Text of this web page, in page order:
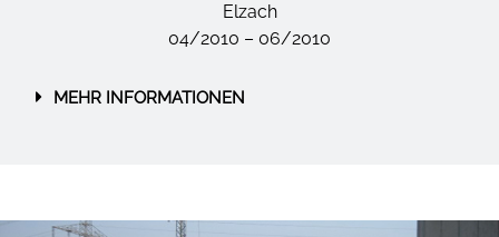
Elzach
04/2010 – 06/2010
MEHR INFORMATIONEN